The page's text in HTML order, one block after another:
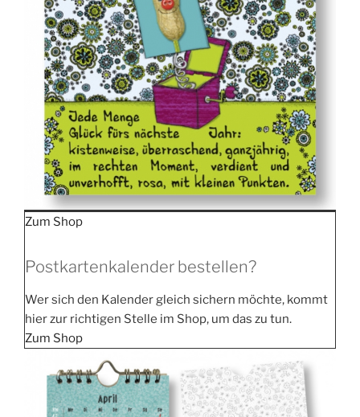
Zum Shop
Postkartenkalender bestellen?
Wer sich den Kalen­der gleich sichern möch­te, kommt
hier zur rich­ti­gen Stel­le im Shop, um das zu tun.
Zum Shop